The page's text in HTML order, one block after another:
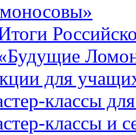
для
классы
классы и